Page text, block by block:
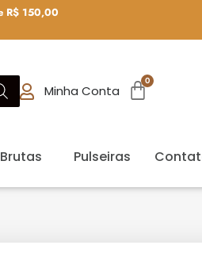
R$ 150,00
Minha Conta
Pulseiras